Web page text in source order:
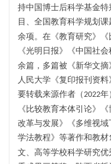
持中国博士后科学基金
目、全国教育科学规划
余项。在《教育研究》
《光明日报》《中国社
余篇，多篇被《新华文
人民大学《复印报刊资
要转载来源作者（2022年
《比较教育本体引论》
改革与发展》《多维视
学法教程》等著作和教材
文、高等学校科学研究